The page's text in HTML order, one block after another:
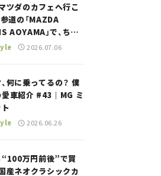
ツダのカフェへ行こ
参道の「MAZDA
AOYAMA」で、ちょ
息。——連載｜CCG
2026.07.06
何に乗ってるの？ 僕
愛車紹介 #43｜MG ミ
2026.06.26
“100万円前後”で買
産ネオクラシックカ